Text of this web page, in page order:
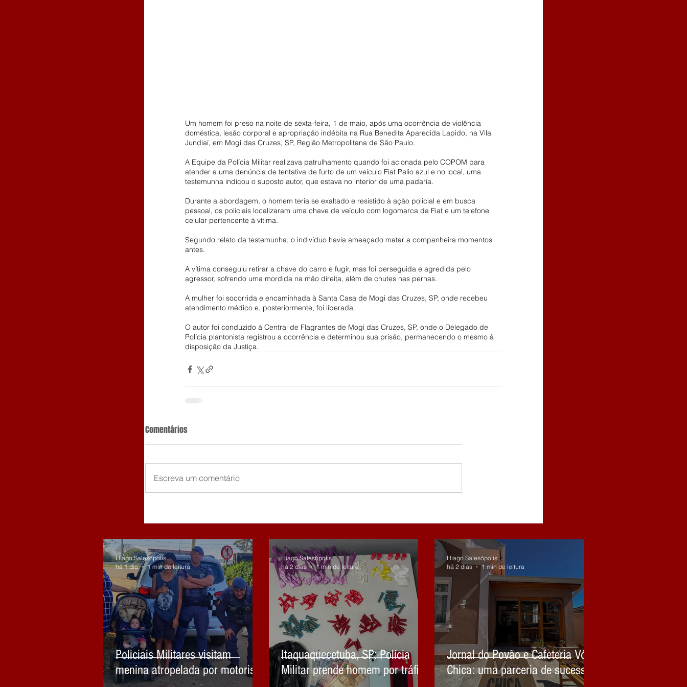
Um homem foi preso na noite de sexta-feira, 1 de maio, após uma ocorrência de violência
doméstica, lesão corporal e apropriação indébita na Rua Benedita Aparecida Lapido, na Vila
Jundiaí, em Mogi das Cruzes, SP, Região Metropolitana de São Paulo.
A Equipe da Polícia Militar realizava patrulhamento quando foi acionada pelo COPOM para
atender a uma denúncia de tentativa de furto de um veículo Fiat Palio azul e no local, uma
testemunha indicou o suposto autor, que estava no interior de uma padaria.
Durante a abordagem, o homem teria se exaltado e resistido à ação policial e em busca
pessoal, os policiais localizaram uma chave de veículo com logomarca da Fiat e um telefone
celular pertencente à vítima.
Segundo relato da testemunha, o indivíduo havia ameaçado matar a companheira momentos
antes.
A vítima conseguiu retirar a chave do carro e fugir, mas foi perseguida e agredida pelo
agressor, sofrendo uma mordida na mão direita, além de chutes nas pernas.
A mulher foi socorrida e encaminhada à Santa Casa de Mogi das Cruzes, SP, onde recebeu
atendimento médico e, posteriormente, foi liberada.
O autor foi conduzido à Central de Flagrantes de Mogi das Cruzes, SP, onde o Delegado de
Polícia plantonista registrou a ocorrência e determinou sua prisão, permanecendo o mesmo à
disposição da Justiça.
Comentários
Escreva um comentário
Policiais Militares visitam
menina atropelada por motorista
Hiago Salesópolis
há 1 dia
1 min de leitura
Itaquaquecetuba, SP: Polícia
Militar prende homem por tráfico
Hiago Salesópolis
há 2 dias
1 min de leitura
Jornal do Povão e Cafeteria Vó
Chica: uma parceria de sucesso
Hiago Salesópolis
há 2 dias
1 min de leitura